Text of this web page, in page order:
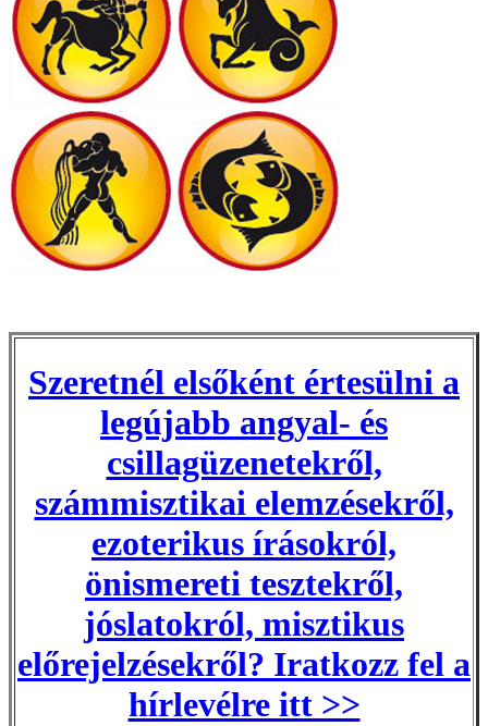
Szeretnél elsőként értesülni a
legújabb angyal- és
csillagüzenetekről,
számmisztikai elemzésekről,
ezoterikus írásokról,
önismereti tesztekről,
jóslatokról, misztikus
előrejelzésekről? Iratkozz fel a
hírlevélre itt >>